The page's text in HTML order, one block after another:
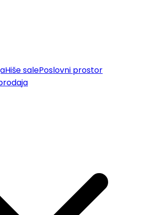
Hiše salePoslovni prostor